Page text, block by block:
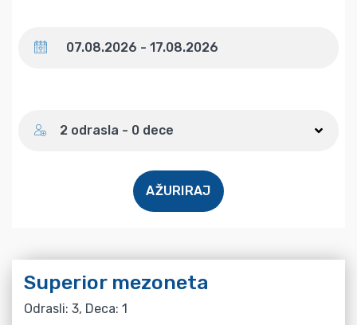
2 odrasla - 0 dece
AŽURIRAJ
Superior mezoneta
Odrasli: 3, Deca: 1